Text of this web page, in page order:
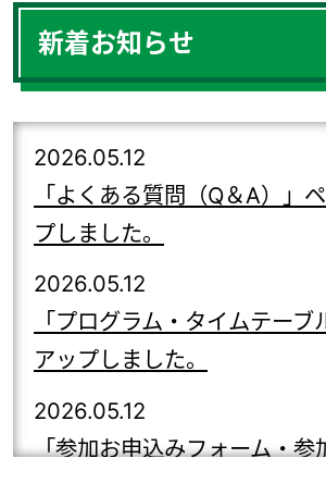
新着お知らせ
2026.05.12
「よくある質問（Q＆A）」
プしました。
2026.05.12
「プログラム・タイムテーブ
アップしました。
2026.05.12
「参加お申込みフォーム・参